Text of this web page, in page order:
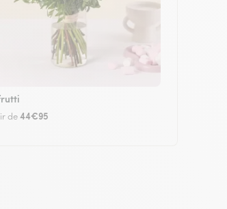
de44€95